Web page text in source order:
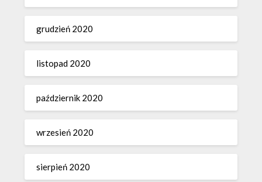
grudzień 2020
listopad 2020
październik 2020
wrzesień 2020
sierpień 2020